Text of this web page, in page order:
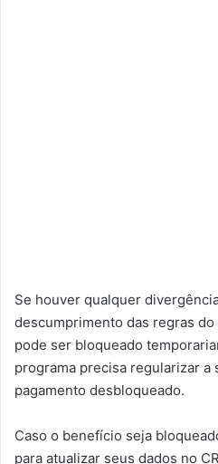
Se houver qualquer
descumprimento das regras
pode ser bloqueado
programa precisa regularizar a
pagamento desbloqueado.
Caso o benefício seja
para atualizar seus dados no